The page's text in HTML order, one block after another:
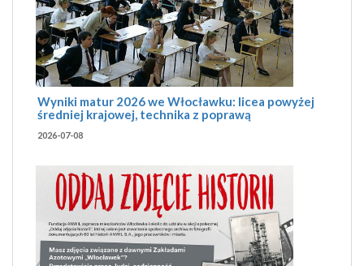
Wyniki matur 2026 we Włocławku: licea powyżej
średniej krajowej, technika z poprawą
2026-07-08